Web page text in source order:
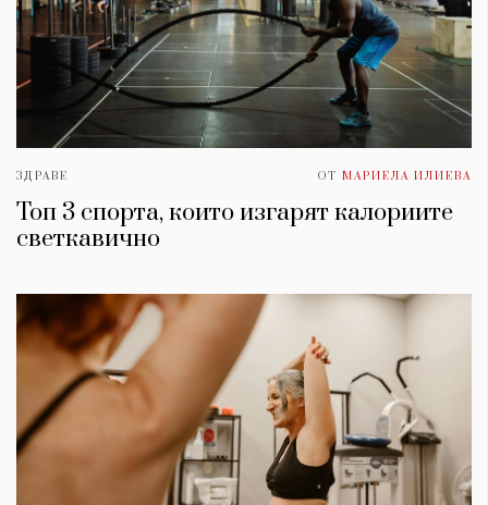
ЗДРАВЕ ОТ МАРИЕЛА ИЛИЕВА
Топ 3 спорта, които изгарят калориите
светкавично